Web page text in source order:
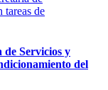
de Servicios y
del